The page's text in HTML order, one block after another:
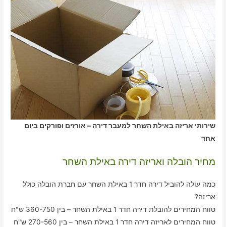
שירותי אריזה באילת השחר למעבר דירה – אורזים ופורקים ביום
אחד
מחיר הובלה ואריזה דירה באילת השחר
כמה עולה להוביל דירה חדר 1 באילת השחר עם חברת הובלה כולל
אריזה?
טווח המחירים להובלת דירה חדר 1 באילת השחר – בין 360-750 ש"ח
טווח המחירים לאריזה דירה חדר 1 באילת השחר – בין 270-560 ש"ח